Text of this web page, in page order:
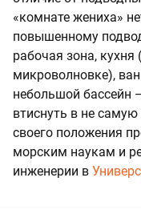
«комнате жениха»
повышенному
рабочая зона, кухня
микроволновке),
небольшой бассейн
втиснуть в не
своего положения
морским наукам и
инженерии в